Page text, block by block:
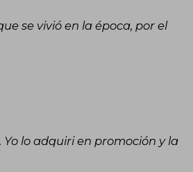
se vivió en la época, por el
Yo lo adquiri en promoción y la